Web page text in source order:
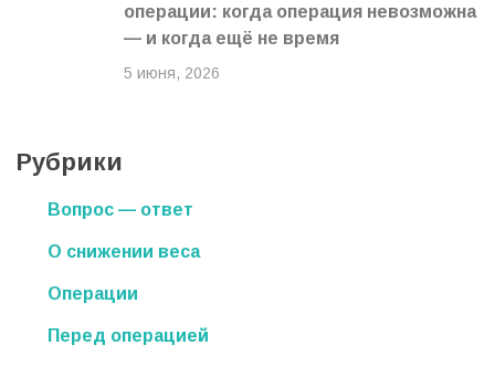
операции: когда операция невозможна
— и когда ещё не время
5 июня, 2026
Рубрики
Вопрос — ответ
О снижении веса
Операции
Перед операцией